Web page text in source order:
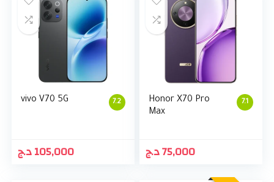
7.2
vivo V70 5G
105,000د.ج
7.1
Honor X70 Pro
Max
75,000د.ج